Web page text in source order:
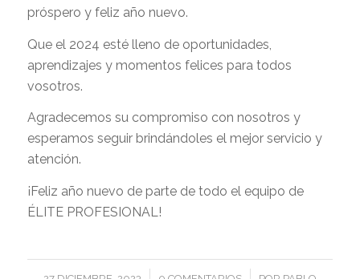
próspero y feliz año nuevo.
Que el 2024 esté lleno de oportunidades,
aprendizajes y momentos felices para todos
vosotros.
Agradecemos su compromiso con nosotros y
esperamos seguir brindándoles el mejor servicio y
atención.
¡Feliz año nuevo de parte de todo el equipo de
ÉLITE PROFESIONAL!